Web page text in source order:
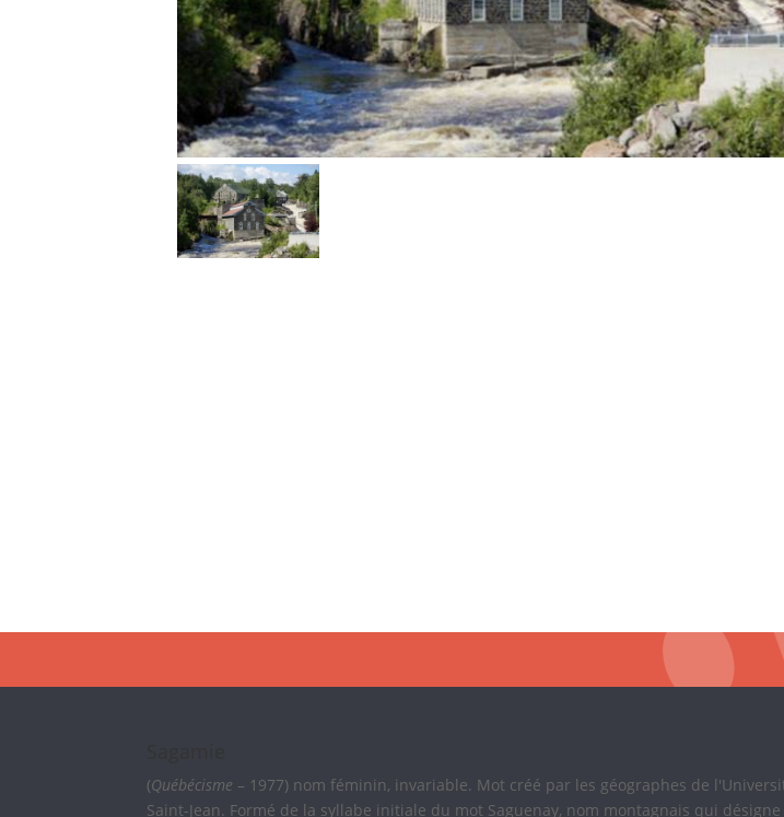
(Québécisme – 1977) nom féminin, invariable. Mot créé par les géographes de
Saint-Jean. Formé de la syllabe initiale du mot Saguenay, nom montagnais qui